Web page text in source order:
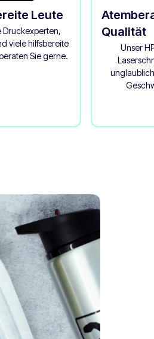
Leute
Druckexperten,
viele hilfsbereite
Sie gerne.
Qualität
Unser